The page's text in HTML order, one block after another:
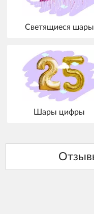
Светящиеся шары
Шары цифры